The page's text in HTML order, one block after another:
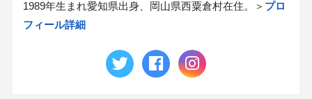
1989年生まれ愛知県出身、岡山県西粟倉村在住。＞ プロ
フィール詳細